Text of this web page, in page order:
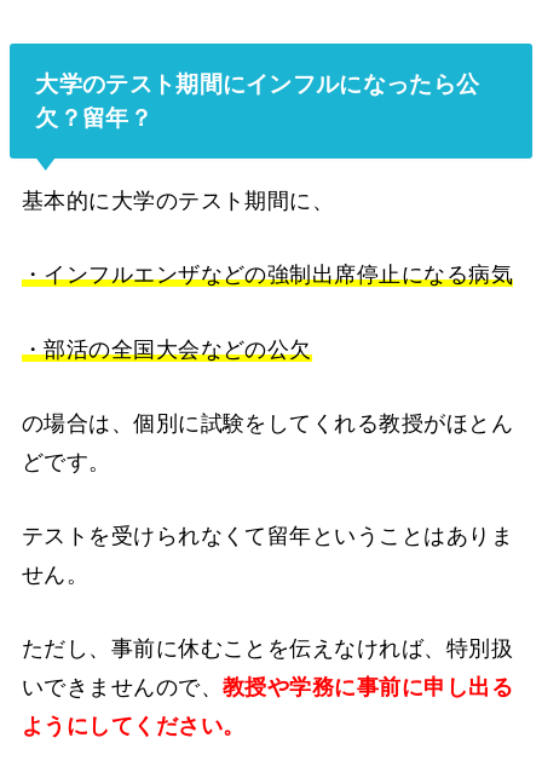
大学のテスト期間にインフルになったら公
欠？留年？
基本的に大学のテスト期間に、
・インフルエンザなどの強制出席停止になる病気
・部活の全国大会などの公欠
の場合は、個別に試験をしてくれる教授がほとん
どです。
テストを受けられなくて留年ということはありま
せん。
ただし、事前に休むことを伝えなければ、特別扱
いできませんので、教授や学務に事前に申し出る
ようにしてください。